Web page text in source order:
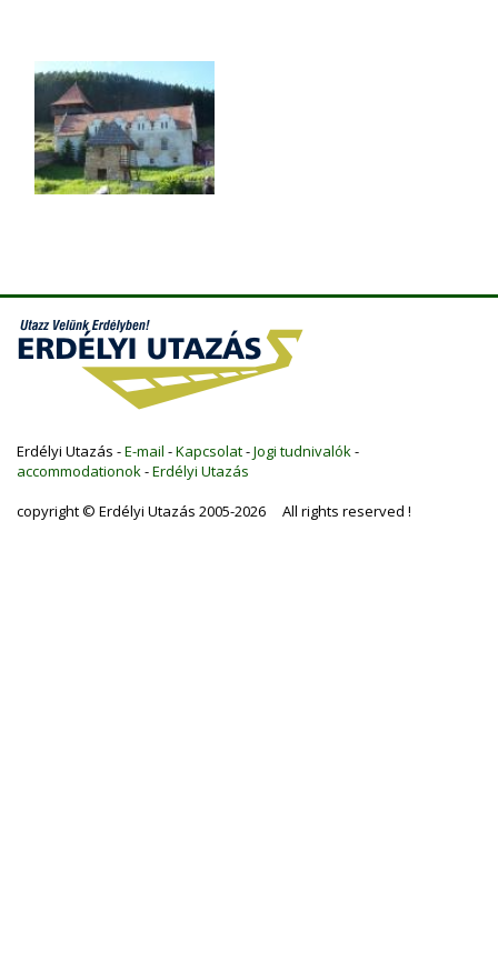
Erdélyi Utazás -E-mail -Kapcsolat-Jogi tudnivalók -
accommodationok -Erdélyi Utazás
copyright © Erdélyi Utazás 2005-2026 All rights reserved !